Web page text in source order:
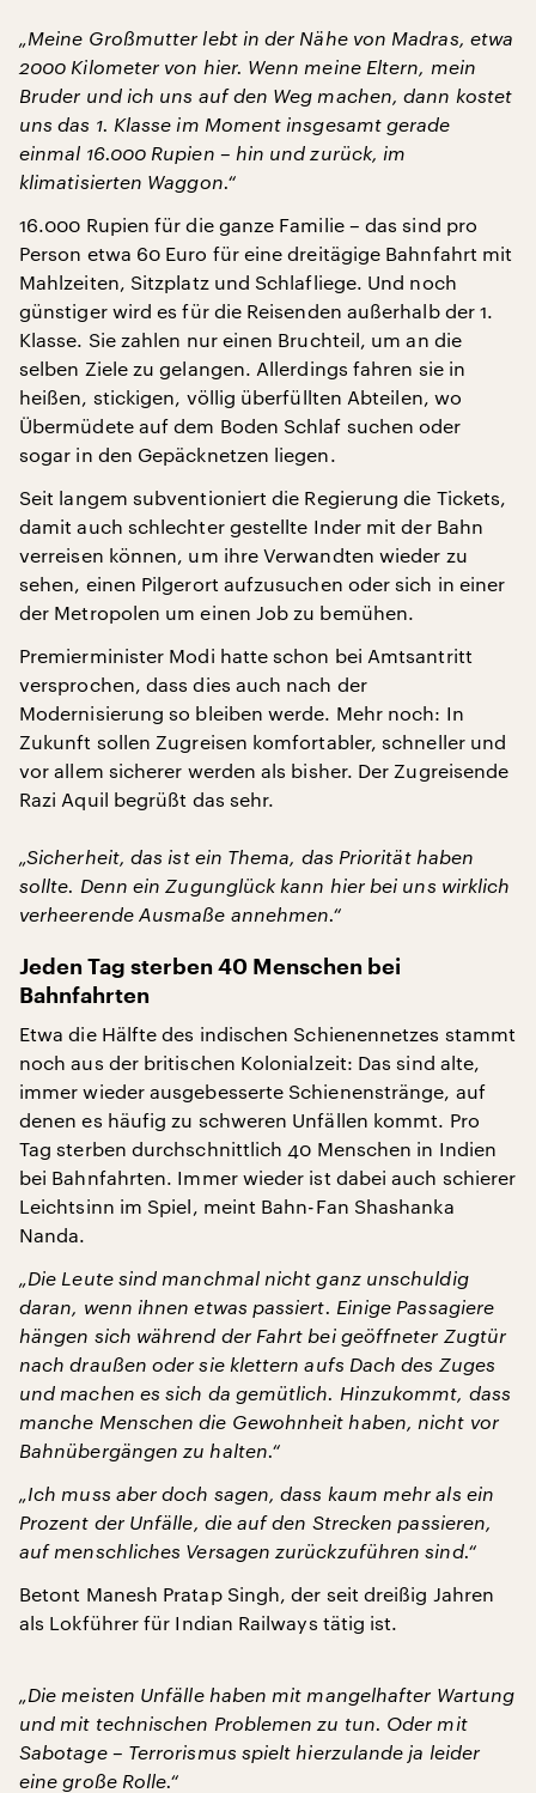
„Meine Großmutter lebt in der Nähe von Madras, etwa
2000 Kilometer von hier. Wenn meine Eltern, mein
Bruder und ich uns auf den Weg machen, dann kostet
uns das 1. Klasse im Moment insgesamt gerade
einmal 16.000 Rupien – hin und zurück, im
klimatisierten Waggon.“
16.000 Rupien für die ganze Familie – das sind pro
Person etwa 60 Euro für eine dreitägige Bahnfahrt mit
Mahlzeiten, Sitzplatz und Schlafliege. Und noch
günstiger wird es für die Reisenden außerhalb der 1.
Klasse. Sie zahlen nur einen Bruchteil, um an die
selben Ziele zu gelangen. Allerdings fahren sie in
heißen, stickigen, völlig überfüllten Abteilen, wo
Übermüdete auf dem Boden Schlaf suchen oder
sogar in den Gepäcknetzen liegen.
Seit langem subventioniert die Regierung die Tickets,
damit auch schlechter gestellte Inder mit der Bahn
verreisen können, um ihre Verwandten wieder zu
sehen, einen Pilgerort aufzusuchen oder sich in einer
der Metropolen um einen Job zu bemühen.
Premierminister Modi hatte schon bei Amtsantritt
versprochen, dass dies auch nach der
Modernisierung so bleiben werde. Mehr noch: In
Zukunft sollen Zugreisen komfortabler, schneller und
vor allem sicherer werden als bisher. Der Zugreisende
Razi Aquil begrüßt das sehr.
„Sicherheit, das ist ein Thema, das Priorität haben
sollte. Denn ein Zugunglück kann hier bei uns wirklich
verheerende Ausmaße annehmen.“
Jeden Tag sterben 40 Menschen bei
Bahnfahrten
Etwa die Hälfte des indischen Schienennetzes stammt
noch aus der britischen Kolonialzeit: Das sind alte,
immer wieder ausgebesserte Schienenstränge, auf
denen es häufig zu schweren Unfällen kommt. Pro
Tag sterben durchschnittlich 40 Menschen in Indien
bei Bahnfahrten. Immer wieder ist dabei auch schierer
Leichtsinn im Spiel, meint Bahn-Fan Shashanka
Nanda.
„Die Leute sind manchmal nicht ganz unschuldig
daran, wenn ihnen etwas passiert. Einige Passagiere
hängen sich während der Fahrt bei geöffneter Zugtür
nach draußen oder sie klettern aufs Dach des Zuges
und machen es sich da gemütlich. Hinzukommt, dass
manche Menschen die Gewohnheit haben, nicht vor
Bahnübergängen zu halten.“
„Ich muss aber doch sagen, dass kaum mehr als ein
Prozent der Unfälle, die auf den Strecken passieren,
auf menschliches Versagen zurückzuführen sind.“
Betont Manesh Pratap Singh, der seit dreißig Jahren
als Lokführer für Indian Railways tätig ist.
„Die meisten Unfälle haben mit mangelhafter Wartung
und mit technischen Problemen zu tun. Oder mit
Sabotage – Terrorismus spielt hierzulande ja leider
eine große Rolle.“